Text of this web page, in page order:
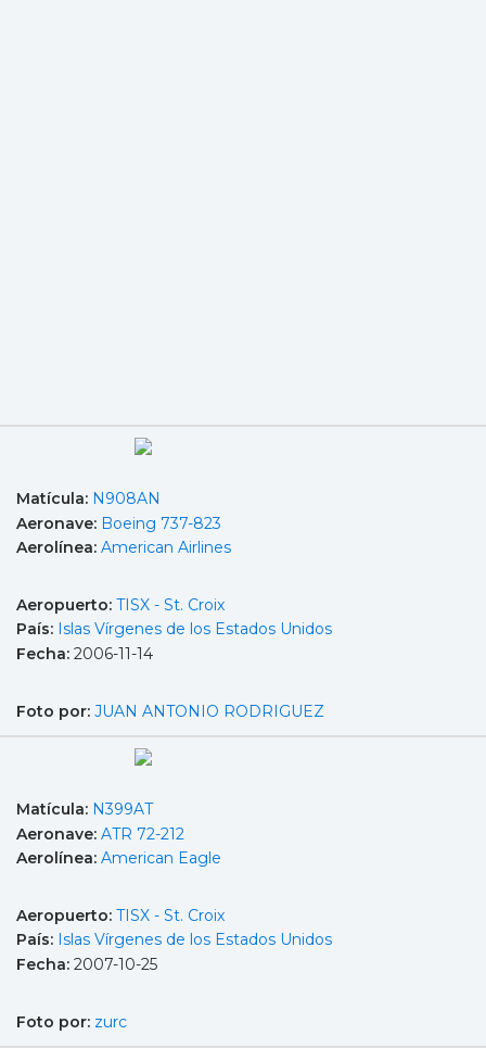
Matícula: N908AN
Aeronave: Boeing 737-823
Aerolínea: American Airlines
Aeropuerto: TISX - St. Croix
País: Islas Vírgenes de los Estados Unidos
Fecha: 2006-11-14
Foto por: JUAN ANTONIO RODRIGUEZ
Matícula: N399AT
Aeronave: ATR 72-212
Aerolínea: American Eagle
Aeropuerto: TISX - St. Croix
País: Islas Vírgenes de los Estados Unidos
Fecha: 2007-10-25
Foto por: zurc